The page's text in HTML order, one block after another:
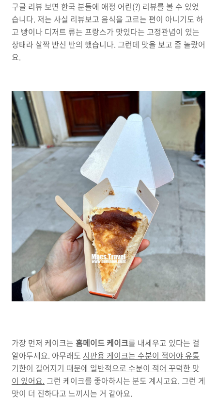
구글 리뷰 보면 한국 분들에 애정 어린(?) 리뷰를 볼 수 있었
습니다. 저는 사실 리뷰보고 음식을 고르는 편이 아니기도 하
고 빵이나 디저트 류는 프랑스가 맛있다는 고정관념이 있는
상태라 살짝 반신 반의 했습니다. 그런데 맛을 보고 좀 놀랐어
요.
가장 먼저 케이크는 홈메이드 케이크를 내세우고 있다는 걸
알아두세요. 아무래도 시판용 케이크는 수분이 적어야 유통
기한이 길어지기 때문에 일반적으로 수분이 적어 꾸덕한 맛
이 있어요. 그런 케이크를 좋아하시는 분도 계시고요. 그런 게
맛이 더 진하다고 느끼시는 거 같아요.